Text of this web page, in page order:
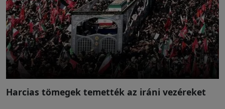
Harcias tömegek temették az iráni vezéreket